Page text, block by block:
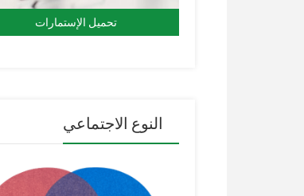
تحميل الإستمارات
النوع الاجتماعي